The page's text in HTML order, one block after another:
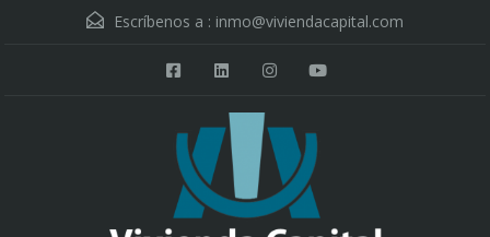
Escríbenos a : inmo@viviendacapital.com